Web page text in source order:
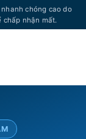
chóng cao do
chấp nhận mất.